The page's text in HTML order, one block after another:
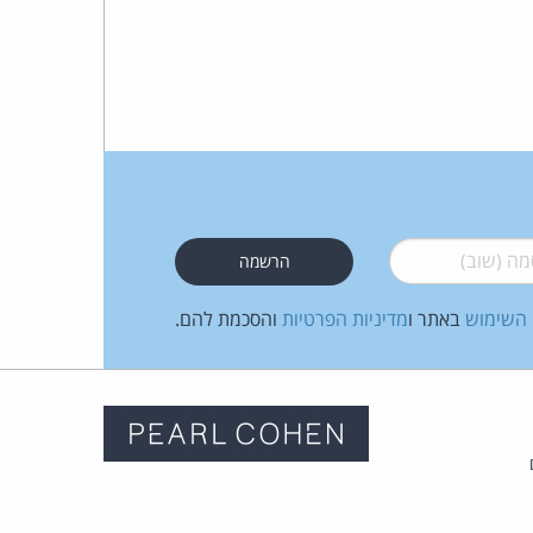
(שוב)*
השימוש באתר ומדיניות הפרטיות והסכמת להם.